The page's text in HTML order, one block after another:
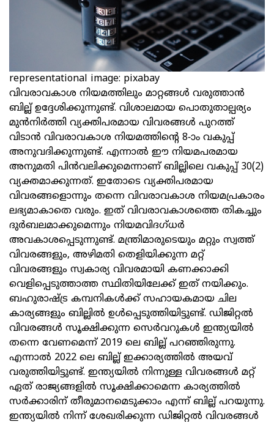
representational image: pixabay
വിവരാവകാശ നിയമത്തിലും മാറ്റങ്ങള്‍ വരുത്താന്‍
ബില്ല് ഉദ്ദേശിക്കുന്നുണ്ട്. വിശാലമായ പൊതുതാല്പര്യം
മുന്‍നിര്‍ത്തി വ്യക്തിപരമായ വിവരങ്ങള്‍ പുറത്ത്
വിടാന്‍ വിവരാവകാശ നിയമത്തിന്റെ 8-ാം വകുപ്പ്
അനുവദിക്കുന്നുണ്ട്. എന്നാല്‍ ഈ നിയമപരമായ
അനുമതി പിന്‍വലിക്കുമെന്നാണ് ബില്ലിലെ വകുപ്പ് 30(2)
വ്യക്തമാക്കുന്നത്. ഇതോടെ വ്യക്തിപരമായ
വിവരങ്ങളൊന്നും തന്നെ വിവരാവകാശ നിയമപ്രകാരം
ലഭ്യമാകാതെ വരും. ഇത് വിവരാവകാശത്തെ തികച്ചും
ദുര്‍ബലമാക്കുമെന്നും നിയമവിദഗ്ധര്‍
അവകാശപ്പെടുന്നുണ്ട്. മന്ത്രിമാരുടെയും മറ്റും സ്വത്ത്
വിവരങ്ങളും, അഴിമതി തെളിയിക്കുന്ന മറ്റ്
വിവരങ്ങളും സ്വകാര്യ വിവരമായി കണക്കാക്കി
വെളിപ്പെടുത്താത്ത സ്ഥിതിയിലേക്ക് ഇത് നയിക്കും.
ബഹുരാഷ്ട്ര കമ്പനികള്‍ക്ക് സഹായകമായ ചില
കാര്യങ്ങളും ബില്ലില്‍ ഉള്‍പ്പെടുത്തിയിട്ടുണ്ട്. ഡിജിറ്റല്‍
വിവരങ്ങള്‍ സൂക്ഷിക്കുന്ന സെര്‍വറുകള്‍ ഇന്ത്യയില്‍
തന്നെ വേണമെന്ന് 2019 ലെ ബില്ല് പറഞ്ഞിരുന്നു.
എന്നാല്‍ 2022 ലെ ബില്ല് ഇക്കാര്യത്തില്‍ അയവ്
വരുത്തിയിട്ടുണ്ട്. ഇന്ത്യയില്‍ നിന്നുള്ള വിവരങ്ങള്‍ മറ്റ്
ഏത് രാജ്യങ്ങളില്‍ സൂക്ഷിക്കാമെന്ന കാര്യത്തില്‍
സര്‍ക്കാരിന് തീരുമാനമെടുക്കാം എന്ന് ബില്ല് പറയുന്നു.
ഇന്ത്യയില്‍ നിന്ന് ശേഖരിക്കുന്ന ഡിജിറ്റല്‍ വിവരങ്ങള്‍